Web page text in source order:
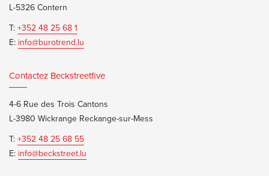
L-5326 Contern
T: +352 48 25 68 1
E: info@burotrend.lu
Contactez Beckstreetfive
4-6 Rue des Trois Cantons
L-3980 Wickrange Reckange-sur-Mess
T: +352 48 25 68 55
E: info@beckstreet.lu